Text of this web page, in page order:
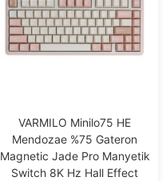
VARMILO Minilo75 HE
Mendozae %75 Gateron
Magnetic Jade Pro Manyetik
Switch 8K Hz Hall Effect